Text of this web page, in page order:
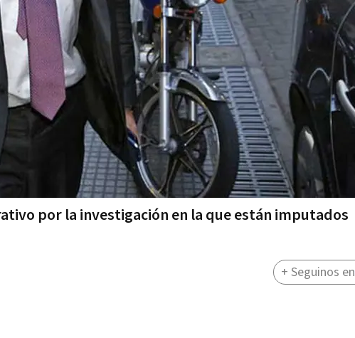
por la investigación en la que están imputados
+ Seguinos en